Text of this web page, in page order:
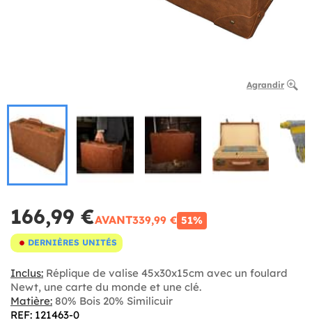
Agrandir
166,99 €AVANT339,99 € 51%
DERNIÈRES UNITÉS
Inclus: Réplique de valise 45x30x15cm avec un foulard
Newt, une carte du monde et une clé.
Matière: 80% Bois 20% Similicuir
REF: 121463-0